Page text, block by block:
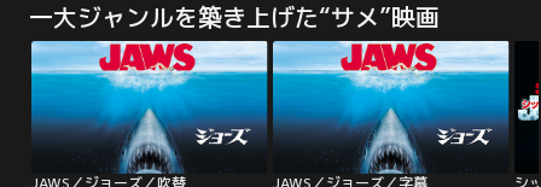
一大ジャンルを築き上げた“サメ”映画
JAWS／ジョーズ／吹替
JAWS／ジョーズ／字幕
シ